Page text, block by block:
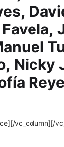
,
,
, Nicky
vc_column][/